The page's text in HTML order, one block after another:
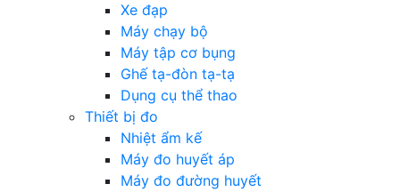
Xe đạp
Máy chạy bộ
Máy tập cơ bụng
Ghế tạ-đòn tạ-tạ
Dụng cụ thể thao
Thiết bị đo
Nhiệt ẩm kế
Máy đo huyết áp
Máy đo đường huyết